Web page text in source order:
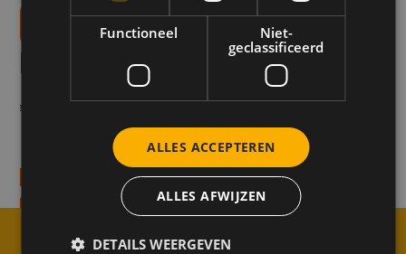
Téléchargez nos livrets de recettes
Meer recepten zoals dit
met gehakt en
Vlees & Gevogelte
Hot Honey
Gratin
Bereidingstijd 10-min
Ontdek het recept
Functioneel
Niet-
geclassificeerd
ALLES ACCEPTEREN
ALLES AFWIJZEN
DETAILS WEERGEVEN